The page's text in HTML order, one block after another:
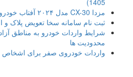
1405)
مزدا CX-30 مدل ۲۰۲۴ آفتاب خودرو؛ بررسی و مشخصات فنی
ثبت نام سامانه سخا تعویض پلاک و
شرایط واردات خودرو به مناطق آزاد،
محدودیت ها
واردات خودروی صفر برای اشخاص